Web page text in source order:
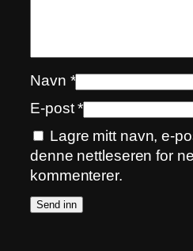
Navn *
E-post*
Lagre mitt navn, e-
denne nettleseren for
kommenterer.